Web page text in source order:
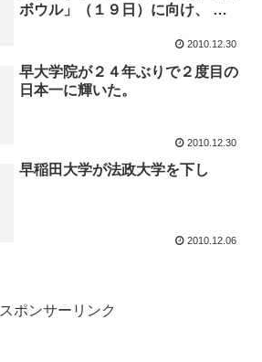
ボウル」（１９日）に向け、 土
2010.12.30
早大学院が２４年ぶりで２度目の
日本一に輝いた。
2010.12.30
早稲田大学が法政大学を下し
2010.12.06
スポンサーリンク